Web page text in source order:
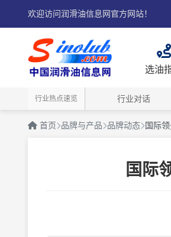
欢迎访问润滑油信息网官方网站！
选油
行业热点速览 行业对话
首页 品牌与产品 品牌动态 国际
国际